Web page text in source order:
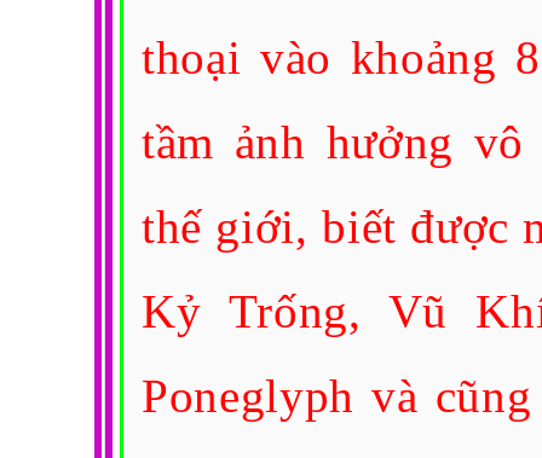
thoại vào khoảng
tầm ảnh hưởng vô
thế giới, biết được
Kỷ Trống, Vũ
Poneglyph và